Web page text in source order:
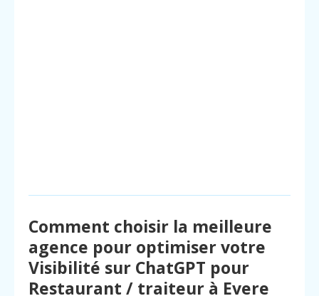
Comment choisir la meilleure
agence pour optimiser votre
Visibilité sur ChatGPT pour
Restaurant / traiteur à Evere